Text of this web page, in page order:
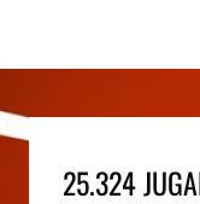
25.324